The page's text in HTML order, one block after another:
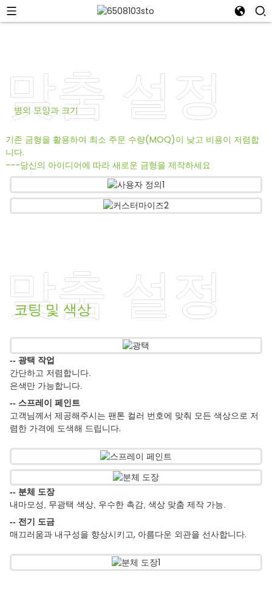
병의 모양과 크기
맞춤 설정
기존 금형을 활용하여 최소 주문 수량(MOQ)이 낮고 비용이 저렴합
니다.
---당신의 아이디어에 따라 새로운 금형을 제작하세요
코팅 및 색상
맞춤 설정
-- 광택 작업
간단하고 저렴합니다.
은색만 가능합니다.
-- 스프레이 페인트
고객님께서 제공해주시는 팬톤 컬러 번호에 맞춰 모든 색상으로 저
렴한 가격에 도색해 드립니다.
-- 분체 도장
내마모성, 무광택 색상, 우수한 촉감, 색상 맞춤 제작 가능.
-- 전기 도금
매끄러움과 내구성을 향상시키고, 아름다운 외관을 선사합니다.